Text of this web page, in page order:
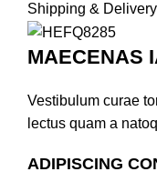
Shipping & Delivery
MAECENAS
Vestibulum curae
lectus quam a
ADIPISCING